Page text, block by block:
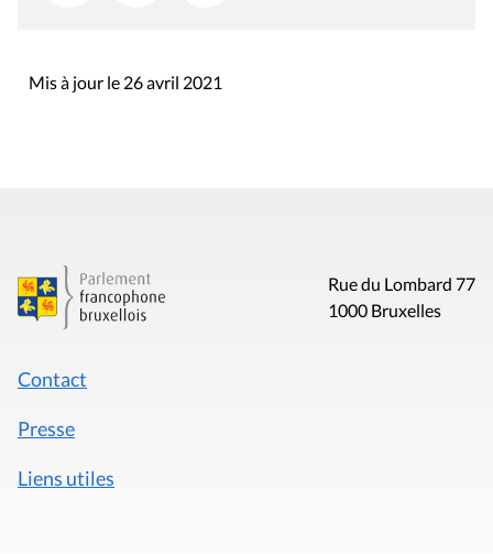
Mis à jour le 26 avril 2021
Rue du Lombard 77
1000 Bruxelles
Contact
Presse
Liens utiles